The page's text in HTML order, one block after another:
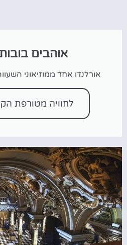
אוהבים
אורלנדו אחד ממוזיאוני
לחוויה מטורפת